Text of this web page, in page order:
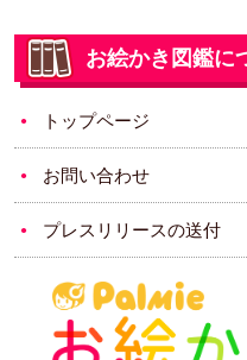
お絵かき図鑑に
トップページ
お問い合わせ
プレスリリースの送付